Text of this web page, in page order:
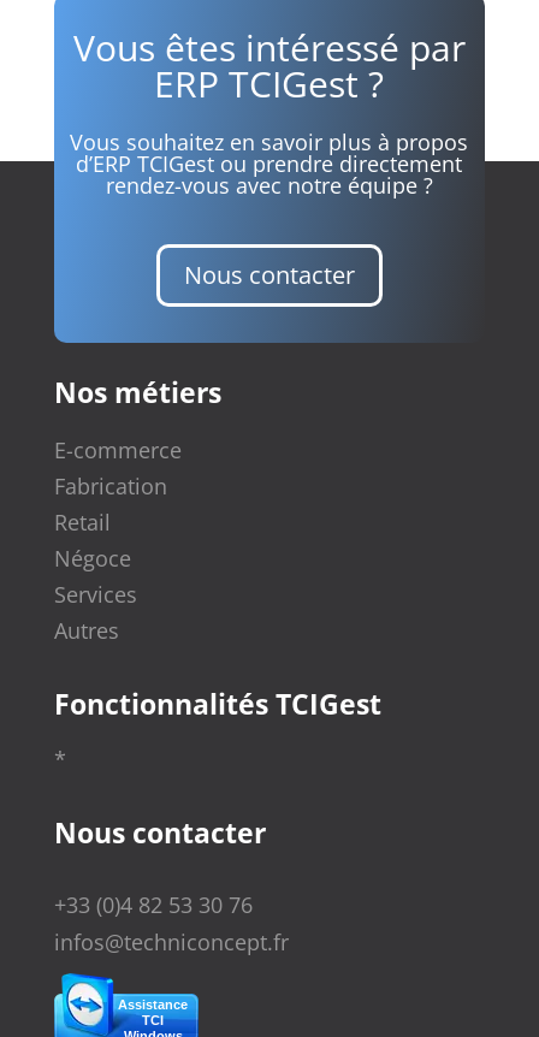
Vous êtes intéressé par
ERP TCIGest ?
Vous souhaitez en savoir plus à propos
d’ERP TCIGest ou prendre directement
rendez-vous avec notre équipe ?
Nous contacter
Nos métiers
E-commerce
Fabrication
Retail
Négoce
Services
Autres
Fonctionnalités TCIGest
*
Nous contacter
+33 (0)4 82 53 30 76
infos@techniconcept.fr
Assistance
TCI